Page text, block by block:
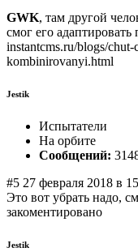
GWK, там другой
смог его адаптировать
instantcms.ru/blogs/
kombinirovanyi.html
Jestik
Испытатели
На орбите
Сообщений:
#5 27 февраля 2018 в
Это вот убрать надо,
закоментировано
Jestik